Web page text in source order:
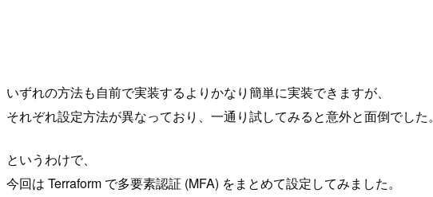
いずれの方法も自前で実装するよりかなり簡単に実装できますが、
それぞれ設定方法が異なっており、一通り試してみると意外と面倒でした。
というわけで、
今回は Terraform で多要素認証 (MFA) をまとめて設定してみました。